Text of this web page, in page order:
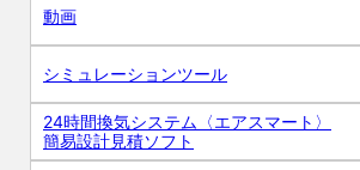
動画
シミュレーションツール
24時間換気システム〈エアスマート〉
簡易設計見積ソフト